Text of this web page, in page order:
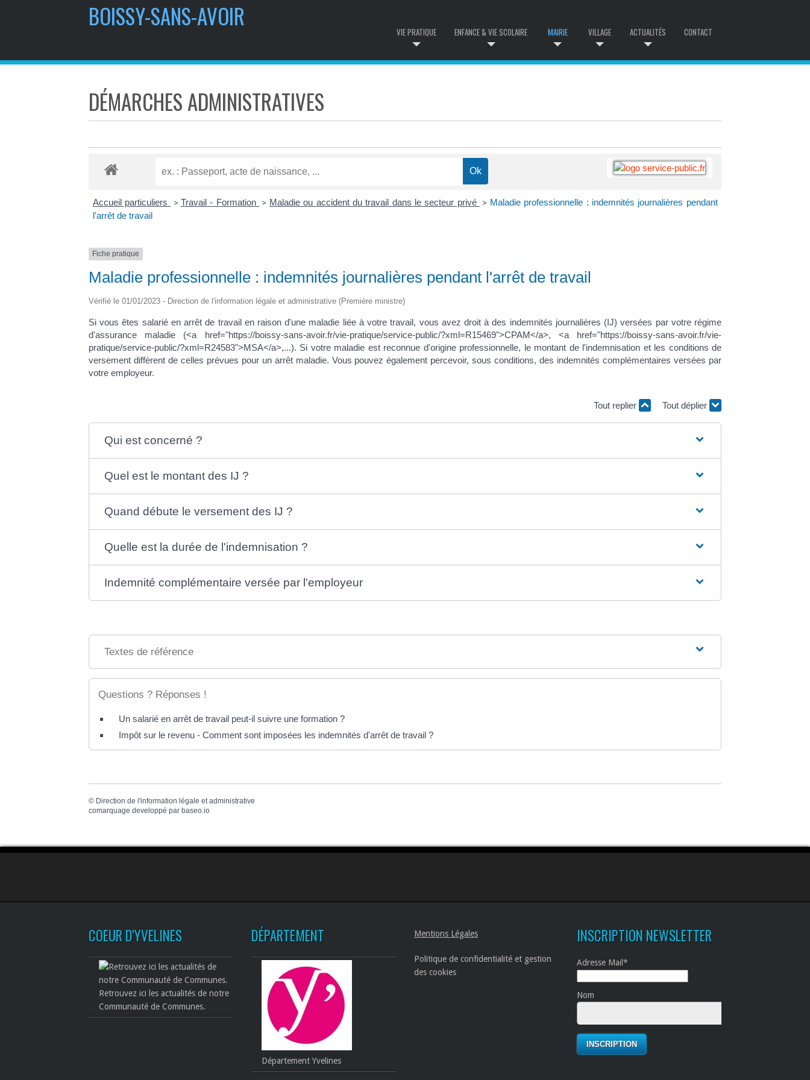
BOISSY-SANS-AVOIR
CONTACT
ACTUALITÉS
VILLAGE
MAIRIE
ENFANCE & VIE SCOLAIRE
VIE PRATIQUE
DÉMARCHES ADMINISTRATIVES
Accueil particuliers > Travail - Formation > Maladie ou accident du travail dans le secteur privé > Maladie professionnelle : indemnités journalières pendant
l'arrêt de travail
Fiche pratique
Maladie professionnelle : indemnités journalières pendant l'arrêt de travail
Vérifié le 01/01/2023 - Direction de l'information légale et administrative (Première ministre)
Si vous êtes salarié en arrêt de travail en raison d'une maladie liée à votre travail, vous avez droit à des indemnités journalières (IJ) versées par votre régime
d'assurance maladie (<a href="https://boissy-sans-avoir.fr/vie-pratique/service-public/?xml=R15469">CPAM</a>, <a href="https://boissy-sans-avoir.fr/vie-
pratique/service-public/?xml=R24583">MSA</a>,...). Si votre maladie est reconnue d'origine professionnelle, le montant de l'indemnisation et les conditions de
versement diffèrent de celles prévues pour un arrêt maladie. Vous pouvez également percevoir, sous conditions, des indemnités complémentaires versées par
votre employeur.
Tout replier Tout déplier
Qui est concerné ?
Quel est le montant des IJ ?
Quand débute le versement des IJ ?
Quelle est la durée de l'indemnisation ?
Indemnité complémentaire versée par l'employeur
Textes de référence
Questions ? Réponses !
Un salarié en arrêt de travail peut-il suivre une formation ?
Impôt sur le revenu - Comment sont imposées les indemnités d'arrêt de travail ?
© Direction de l'information légale et administrative
comarquage developpé par baseo.io
COEUR D'YVELINES
Retrouvez ici les actualités de notre
Communauté de Communes.
DÉPARTEMENT
Département Yvelines
Mentions Légales
Politique de confidentialité et gestion
des cookies
INSCRIPTION NEWSLETTER
Adresse Mail*
Nom